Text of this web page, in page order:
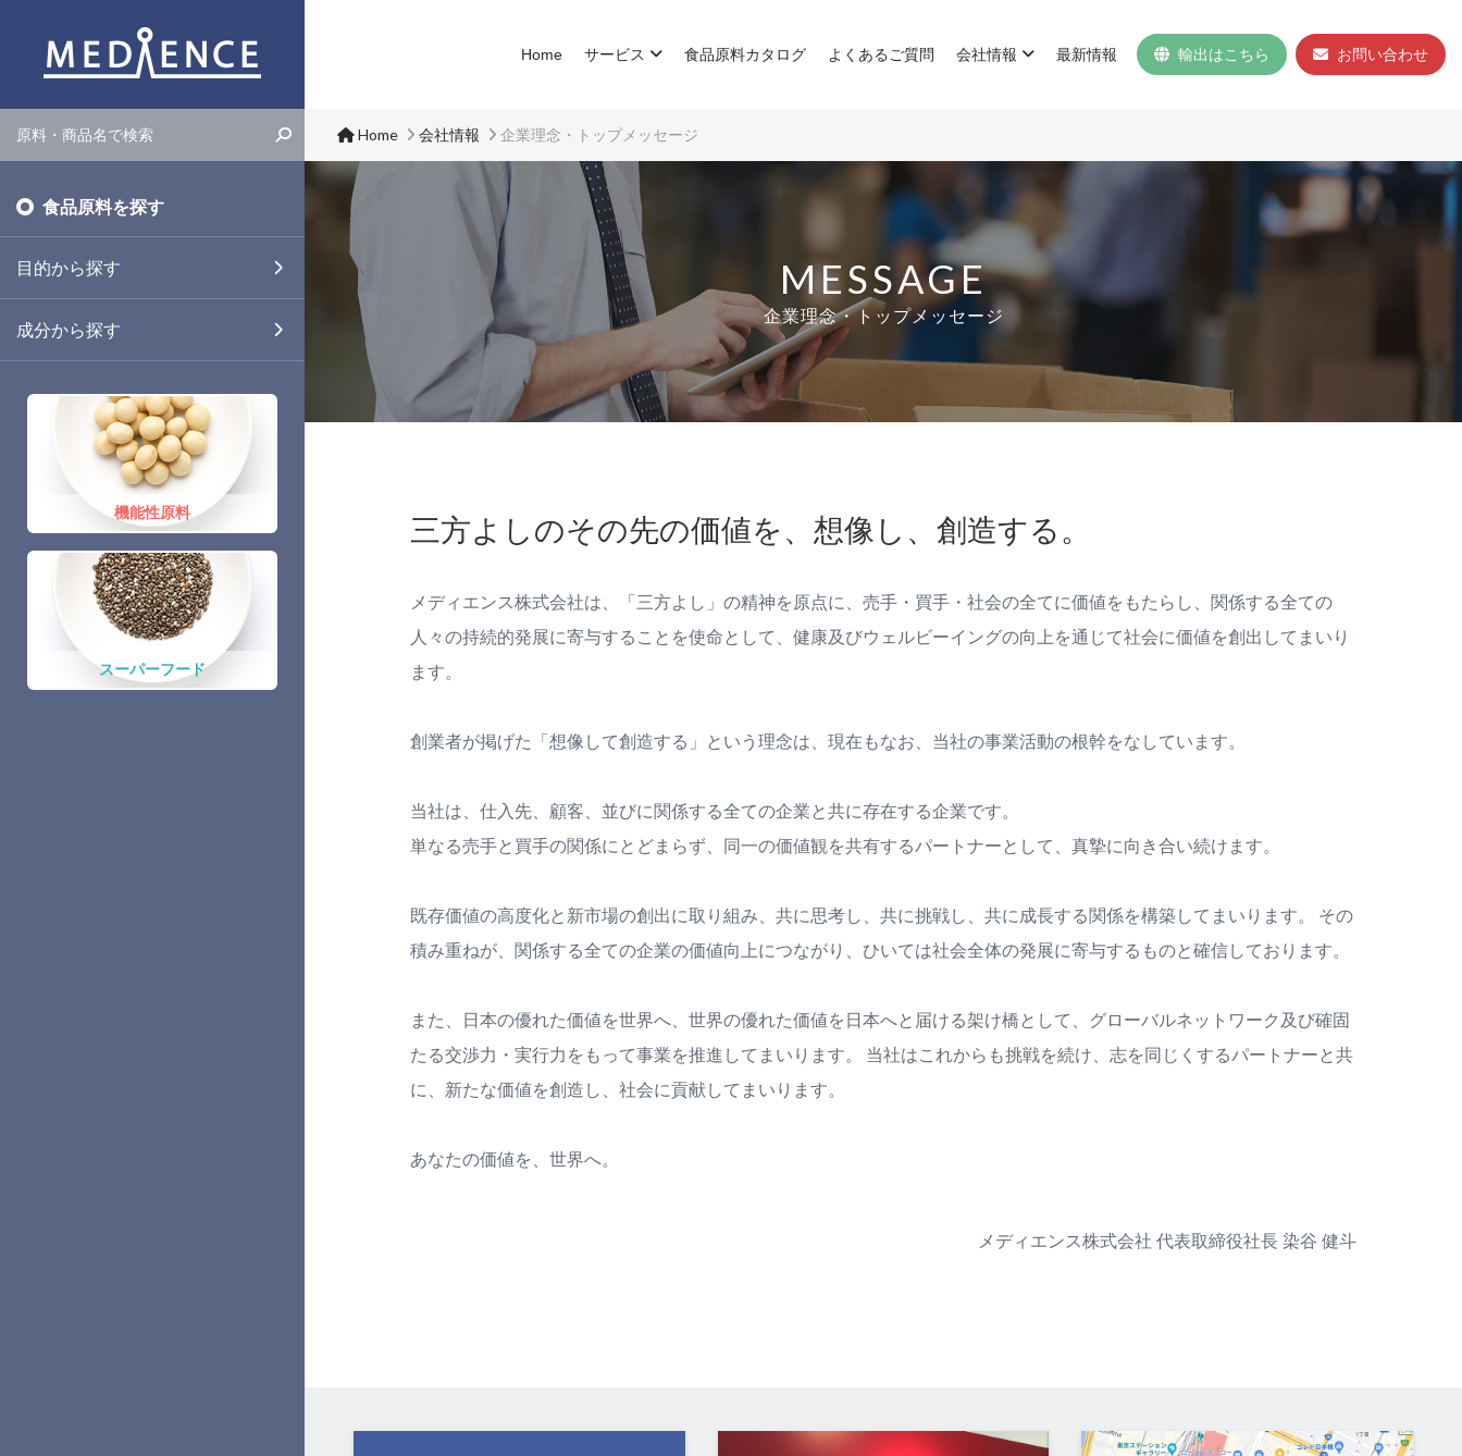
Home サービス 食品原料カタログ よくあるご質問 会社情報 最新情報 輸出はこちら お問い合わせ
食品原料を探す
目的から探す
成分から探す
機能性原料
スーパーフード
Home 会社情報 企業理念・トップメッセージ
MESSAGE
企業理念・トップメッセージ
三方よしのその先の価値を、想像し、創造する。
メディエンス株式会社は、「三方よし」の精神を原点に、売手・買手・社会の全てに価値をもたらし、関係する全ての
人々の持続的発展に寄与することを使命として、健康及びウェルビーイングの向上を通じて社会に価値を創出してまいり
ます。
創業者が掲げた「想像して創造する」という理念は、現在もなお、当社の事業活動の根幹をなしています。
当社は、仕入先、顧客、並びに関係する全ての企業と共に存在する企業です。
単なる売手と買手の関係にとどまらず、同一の価値観を共有するパートナーとして、真摯に向き合い続けます。
既存価値の高度化と新市場の創出に取り組み、共に思考し、共に挑戦し、共に成長する関係を構築してまいります。 その
積み重ねが、関係する全ての企業の価値向上につながり、ひいては社会全体の発展に寄与するものと確信しております。
また、日本の優れた価値を世界へ、世界の優れた価値を日本へと届ける架け橋として、グローバルネットワーク及び確固
たる交渉力・実行力をもって事業を推進してまいります。 当社はこれからも挑戦を続け、志を同じくするパートナーと共
に、新たな価値を創造し、社会に貢献してまいります。
あなたの価値を、世界へ。
メディエンス株式会社 代表取締役社長 染谷 健斗